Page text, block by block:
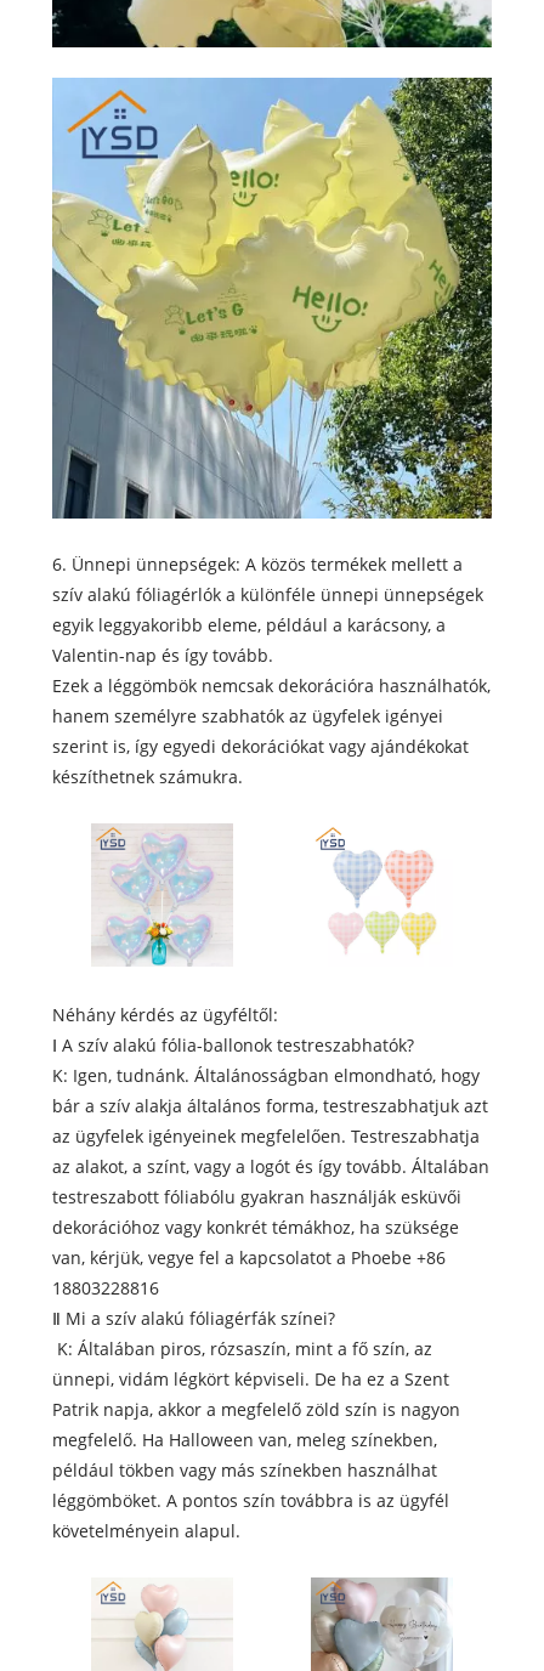
6. Ünnepi ünnepségek: A közös termékek mellett a
szív alakú fóliagérlók a különféle ünnepi ünnepségek
egyik leggyakoribb eleme, például a karácsony, a
Valentin-nap és így tovább.
Ezek a léggömbök nemcsak dekorációra használhatók,
hanem személyre szabhatók az ügyfelek igényei
szerint is, így egyedi dekorációkat vagy ajándékokat
készíthetnek számukra.
Néhány kérdés az ügyféltől:
Ⅰ A szív alakú fólia-ballonok testreszabhatók?
K: Igen, tudnánk. Általánosságban elmondható, hogy
bár a szív alakja általános forma, testreszabhatjuk azt
az ügyfelek igényeinek megfelelően. Testreszabhatja
az alakot, a színt, vagy a logót és így tovább. Általában
testreszabott fóliabólu gyakran használják esküvői
dekorációhoz vagy konkrét témákhoz, ha szüksége
van, kérjük, vegye fel a kapcsolatot a Phoebe +86
18803228816
Ⅱ Mi a szív alakú fóliagérfák színei?
K: Általában piros, rózsaszín, mint a fő szín, az
ünnepi, vidám légkört képviseli. De ha ez a Szent
Patrik napja, akkor a megfelelő zöld szín is nagyon
megfelelő. Ha Halloween van, meleg színekben,
például tökben vagy más színekben használhat
léggömböket. A pontos szín továbbra is az ügyfél
követelményein alapul.